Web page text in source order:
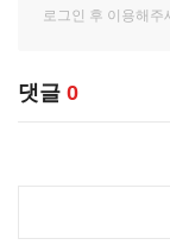
댓글 0